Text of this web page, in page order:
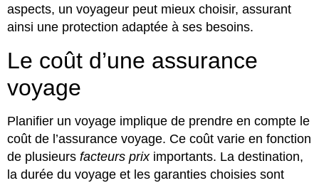
aspects, un voyageur peut mieux choisir, assurant
ainsi une protection adaptée à ses besoins.
Le coût d’une assurance
voyage
Planifier un voyage implique de prendre en compte le
coût de l’assurance voyage. Ce coût varie en fonction
de plusieurs facteurs priximportants. La destination,
la durée du voyage et les garanties choisies sont